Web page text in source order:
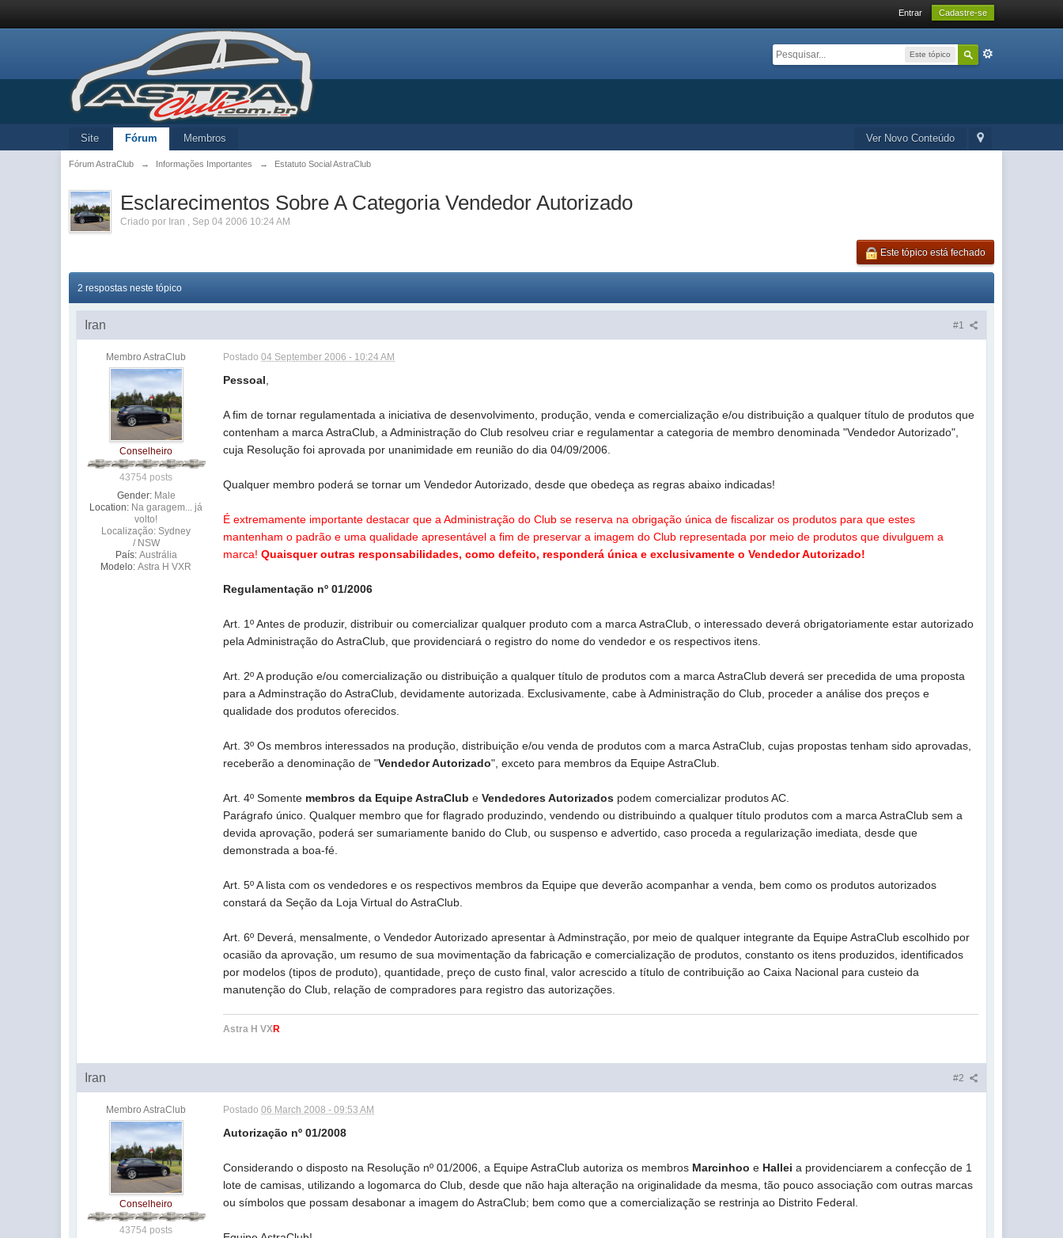
Entrar Cadastre-se
Este tópico
Ver Novo Conteúdo
Site Fórum Membros
Fórum AstraClub → Informações Importantes → Estatuto Social AstraClub
Esclarecimentos Sobre A Categoria Vendedor Autorizado
Criado por Iran , Sep 04 2006 10:24 AM
Este tópico está fechado
2 respostas neste tópico
#1
Iran
Membro AstraClub
Conselheiro
43754 posts
Gender: Male
Location: Na garagem... já
volto!
Localização: Sydney
/ NSW
País: Austrália
Modelo: Astra H VXR
Postado04 September 2006 - 10:24 AM
Pessoal
A fim de tornar regulamentada a iniciativa de desenvolvimento, produção, venda e comercialização e/ou distribuição a qualquer título de produtos que
contenham a marca AstraClub, a Administração do Club resolveu criar e regulamentar a categoria de membro denominada "Vendedor Autorizado",
cuja Resolução foi aprovada por unanimidade em reunião do dia 04/09/2006.
Qualquer membro poderá se tornar um Vendedor Autorizado, desde que obedeça as regras abaixo indicadas!
É extremamente importante destacar que a Administração do Club se reserva na obrigação única de fiscalizar os produtos para que estes
mantenham o padrão e uma qualidade apresentável a fim de preservar a imagem do Club representada por meio de produtos que divulguem a
marca!Quaisquer outras responsabilidades, como defeito, responderá única e exclusivamente o Vendedor Autorizado!
Regulamentação nº 01/2006
Art. 1º Antes de produzir, distribuir ou comercializar qualquer produto com a marca AstraClub, o interessado deverá obrigatoriamente estar autorizado
pela Administração do AstraClub, que providenciará o registro do nome do vendedor e os respectivos itens.
Art. 2º A produção e/ou comercialização ou distribuição a qualquer título de produtos com a marca AstraClub deverá ser precedida de uma proposta
para a Adminstração do AstraClub, devidamente autorizada. Exclusivamente, cabe à Administração do Club, proceder a análise dos preços e
qualidade dos produtos oferecidos.
Art. 3º Os membros interessados na produção, distribuição e/ou venda de produtos com a marca AstraClub, cujas propostas tenham sido aprovadas,
receberão a denominação de "Vendedor Autorizado", exceto para membros da Equipe AstraClub.
Art. 4º Somente membros da Equipe AstraClub eVendedores Autorizados podem comercializar produtos AC.
Parágrafo único. Qualquer membro que for flagrado produzindo, vendendo ou distribuindo a qualquer título produtos com a marca AstraClub sem a
devida aprovação, poderá ser sumariamente banido do Club, ou suspenso e advertido, caso proceda a regularização imediata, desde que
demonstrada a boa-fé.
Art. 5º A lista com os vendedores e os respectivos membros da Equipe que deverão acompanhar a venda, bem como os produtos autorizados
constará da Seção da Loja Virtual do AstraClub.
Art. 6º Deverá, mensalmente, o Vendedor Autorizado apresentar à Adminstração, por meio de qualquer integrante da Equipe AstraClub escolhido por
ocasião da aprovação, um resumo de sua movimentação da fabricação e comercialização de produtos, constanto os itens produzidos, identificados
por modelos (tipos de produto), quantidade, preço de custo final, valor acrescido a título de contribuição ao Caixa Nacional para custeio da
manutenção do Club, relação de compradores para registro das autorizações.
Astra H VXR
#2
Iran
Membro AstraClub
Conselheiro
43754 posts
Postado06 March 2008 - 09:53 AM
Autorização nº 01/2008
Considerando o disposto na Resolução nº 01/2006, a Equipe AstraClub autoriza os membros Marcinhoo e Hallei a providenciarem a confecção de 1
lote de camisas, utilizando a logomarca do Club, desde que não haja alteração na originalidade da mesma, tão pouco associação com outras marcas
ou símbolos que possam desabonar a imagem do AstraClub; bem como que a comercialização se restrinja ao Distrito Federal.